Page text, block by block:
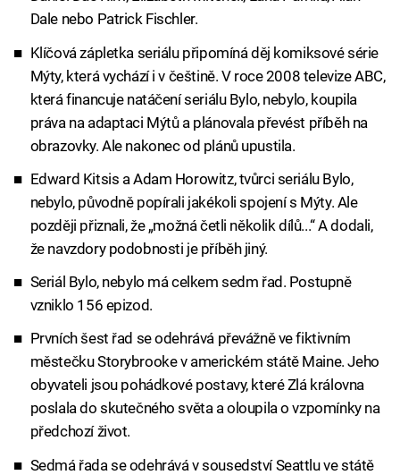
Dale nebo Patrick Fischler.
Klíčová zápletka seriálu připomíná děj komiksové série
Mýty, která vychází i v češtině. V roce 2008 televize ABC,
která financuje natáčení seriálu Bylo, nebylo, koupila
práva na adaptaci Mýtů a plánovala převést příběh na
obrazovky. Ale nakonec od plánů upustila.
Edward Kitsis a Adam Horowitz, tvůrci seriálu Bylo,
nebylo, původně popírali jakékoli spojení s Mýty. Ale
později přiznali, že „možná četli několik dílů...“ A dodali,
že navzdory podobnosti je příběh jiný.
Seriál Bylo, nebylo má celkem sedm řad. Postupně
vzniklo 156 epizod.
Prvních šest řad se odehrává převážně ve fiktivním
městečku Storybrooke v americkém státě Maine. Jeho
obyvateli jsou pohádkové postavy, které Zlá královna
poslala do skutečného světa a oloupila o vzpomínky na
předchozí život.
Sedmá řada se odehrává v sousedství Seattlu ve státě